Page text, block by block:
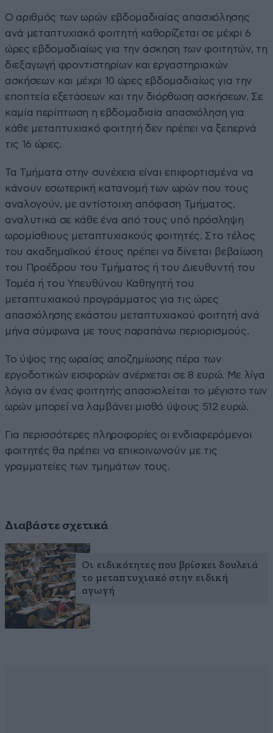
Ο αριθμός των ωρών εβδομαδιαίας απασχόλησης
ανά μεταπτυχιακό φοιτητή καθορίζεται σε μέχρι 6
ώρες εβδομαδιαίως για την άσκηση των φοιτητών, τη
διεξαγωγή φροντιστηρίων και εργαστηριακών
ασκήσεων και μέχρι 10 ώρες εβδομαδιαίως για την
εποπτεία εξετάσεων και την διόρθωση ασκήσεων. Σε
καμία περίπτωση η εβδομαδιαία απασχόληση για
κάθε μεταπτυχιακό φοιτητή δεν πρέπει να ξεπερνά
τις 16 ώρες.
Τα Τμήματα στην συνέχεια είναι επιφορτισμένα να
κάνουν εσωτερική κατανομή των ωρών που τους
αναλογούν, με αντίστοιχη απόφαση Τμήματος,
αναλυτικά σε κάθε ένα από τους υπό πρόσληψη
ωρομίσθιους μεταπτυχιακούς φοιτητές. Στο τέλος
του ακαδημαϊκού έτους πρέπει να δίνεται βεβαίωση
του Προέδρου του Τμήματος ή του Διευθυντή του
Τομέα ή του Υπευθύνου Καθηγητή του
μεταπτυχιακού προγράμματος για τις ώρες
απασχόλησης εκάστου μεταπτυχιακού φοιτητή ανά
μήνα σύμφωνα με τους παραπάνω περιορισμούς.
Το ύψος της ωραίας αποζημίωσης πέρα των
εργοδοτικών εισφορών ανέρχεται σε 8 ευρώ. Με λίγα
λόγια αν ένας φοιτητής απασχολείται το μέγιστο των
ωρών μπορεί να λαμβάνει μισθό ύψους 512 ευρώ.
Για περισσότερες πληροφορίες οι ενδιαφερόμενοι
φοιτητές θα πρέπει να επικοινωνούν με τις
γραμματείες των τμημάτων τους.
Διαβάστε σχετικά
Οι ειδικότητες που βρίσκει δουλειά
το μεταπτυχιακό στην ειδική
αγωγή